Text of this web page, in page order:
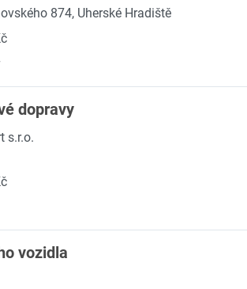
874, Uherské Hradiště
dopravy
s.r.o.
vozidla